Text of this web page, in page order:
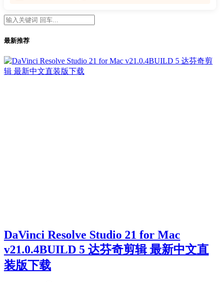
最新推荐
DaVinci Resolve Studio 21 for Mac
v21.0.4BUILD 5 达芬奇剪辑 最新中文直
装版下载